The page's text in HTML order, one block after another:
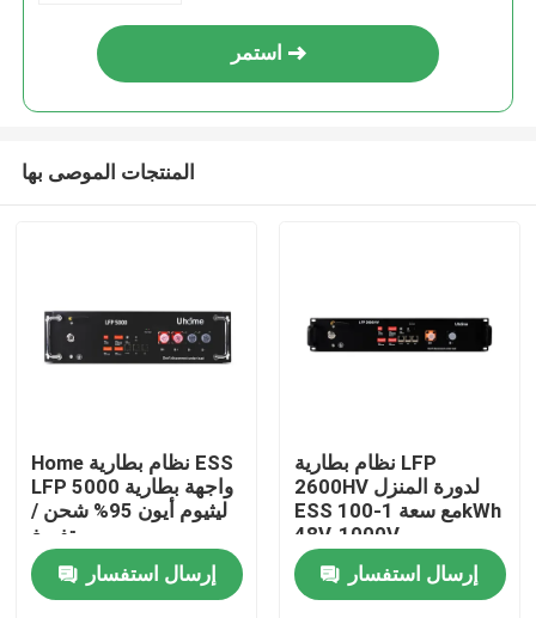
استمر
المنتجات الموصى بها
Home نظام بطارية ESS
LFP 5000 واجهة بطارية
ليثيوم أيون 95% شحن /
تفريغ
إرسال استفسار
نظام بطارية LFP
2600HV لدورة المنزل
ESS مع سعة 1-100kWh
48V-1000V
إرسال استفسار